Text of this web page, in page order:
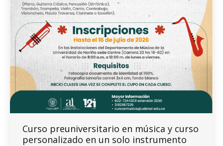
Curso preuniversitario en música y curso
personalizado en un solo instrumento